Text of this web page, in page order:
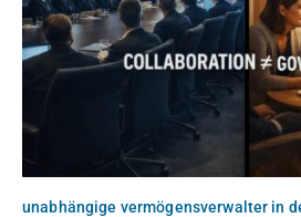
unabhängige vermögensverwalter in